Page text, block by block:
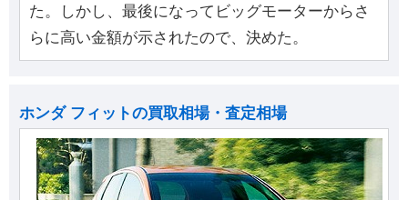
た。しかし、最後になってビッグモーターからさ
らに高い金額が示されたので、決めた。
ホンダ フィットの買取相場・査定相場